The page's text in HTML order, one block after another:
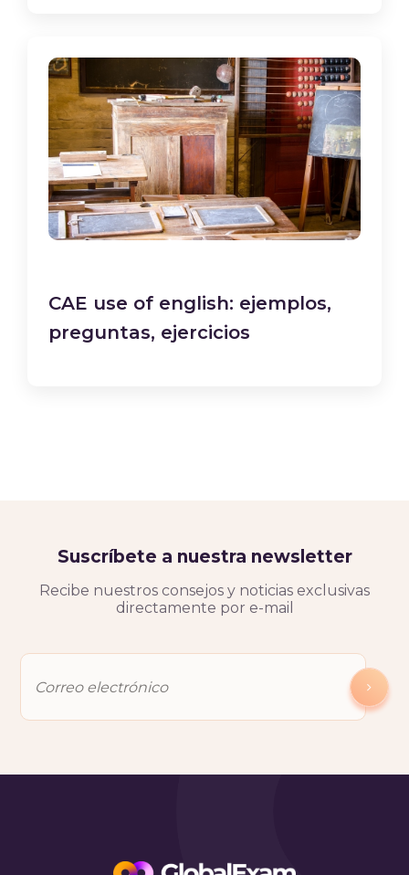
CAE use of english: ejemplos,
preguntas, ejercicios
Suscríbete a nuestra newsletter
Recibe nuestros consejos y noticias exclusivas
directamente por e-mail